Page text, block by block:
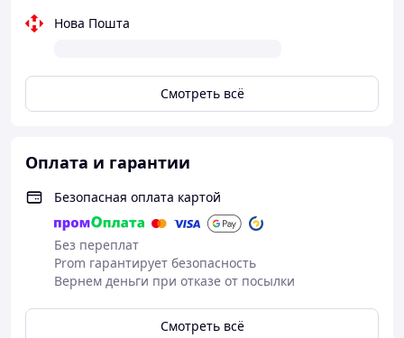
5. …………………………
разобранном виде (для того, чтобы Ваш заказ был
доставлен целым и невредимым).
Собираются приглашения очень легко и не требуют
никаких дополнительный материалов.
Для примера будет собрана одна открытка.
Нова Пошта
Смотреть всё
Оплата и гарантии
Безопасная оплата картой
Без переплат
Prom гарантирует безопасность
Вернем деньги при отказе от посылки
Смотреть всё